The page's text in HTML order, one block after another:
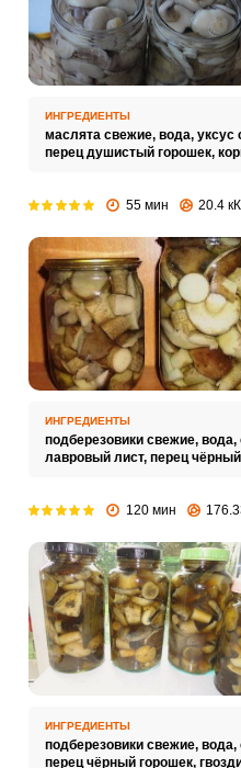
ИНГРЕДИЕНТЫ
маслята свежие, вода, уксус
перец душистый горошек,
55 мин 20.4
ИНГРЕДИЕНТЫ
подберезовики свежие, вода,
лавровый лист, перец
120 мин
ИНГРЕДИЕНТЫ
подберезовики свежие, вода,
перец чёрный горошек,